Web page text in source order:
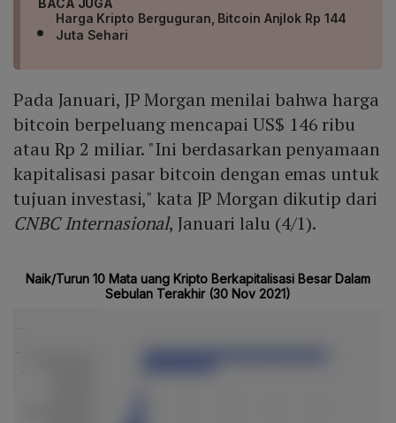
BACA JUGA
Harga Kripto Berguguran, Bitcoin Anjlok Rp 144
Juta Sehari
Pada Januari, JP Morgan menilai bahwa harga
bitcoin berpeluang mencapai US$ 146 ribu
atau Rp 2 miliar. "Ini berdasarkan penyamaan
kapitalisasi pasar bitcoin dengan emas untuk
tujuan investasi," kata JP Morgan dikutip dari
CNBC Internasional, Januari lalu (4/1).